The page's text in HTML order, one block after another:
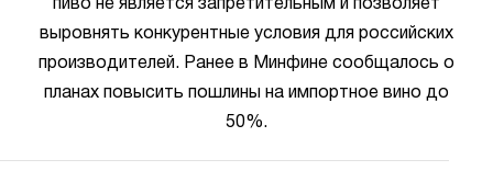
пиво не является запретительным и позволяет
выровнять конкурентные условия для российских
производителей. Ранее в Минфине сообщалось о
планах повысить пошлины на импортное вино до
50%.